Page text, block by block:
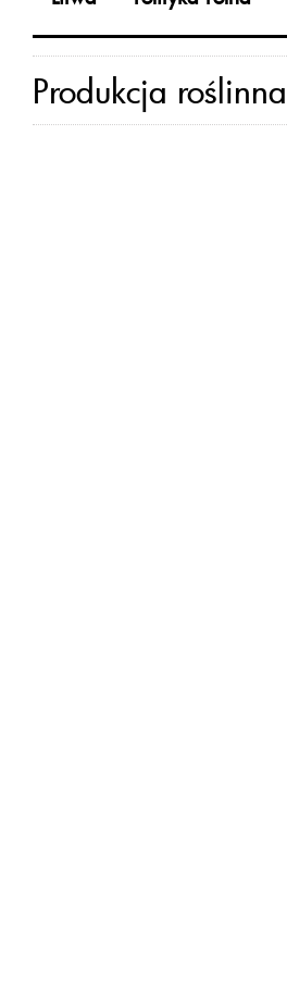
Produkcja roślinna